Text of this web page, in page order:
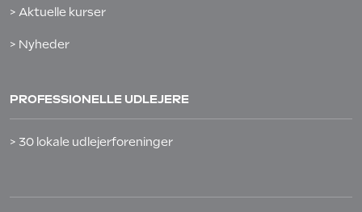
> Aktuelle kurser
> Nyheder
PROFESSIONELLE UDLEJERE
> 30 lokale udlejerforeninger